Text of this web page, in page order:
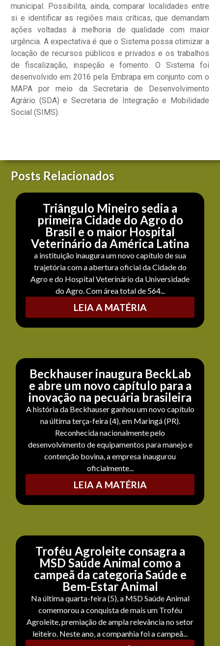
municipal. Possibilita, ainda, comparar localidades entre
si e identificar as regiões mais críticas, que demandam
ações voltadas à melhoria de qualidade com maior
urgência. A expectativa é que o Sistema possa otimizar a
locação de recursos públicos e privados e os trabalhos
de fiscalização, inspeção e fomento. O Sistema foi
desenvolvido em 2016 pela Embrapa em conjunto com o
MAPA por meio da Secretaria de Desenvolvimento
Agrário (SDA) e Secretaria de Integração e Mobilidade
Social (SIMS).
Posts Relacionados
Triângulo Mineiro sedia a
primeira Cidade do Agro do
Brasil e o maior Hospital
Veterinário da América Latina
a instituição inaugura um novo capítulo de sua
trajetória com a abertura oficial da Cidade do
Agro e do Hospital Veterinário da Universidade
do Agro. Com área total de 564...
LEIA A MATÉRIA
Beckhauser inaugura BeckLab
e abre um novo capítulo para a
inovação na pecuária brasileira
A história da Beckhauser ganhou um novo capítulo
na última terça-feira (4), em Maringá (PR).
Reconhecida nacionalmente pelo
desenvolvimento de equipamentos para manejo e
contenção bovina, a empresa inaugurou
oficialmente...
LEIA A MATÉRIA
Troféu Agroleite consagra a
MSD Saúde Animal como a
campeã da categoria Saúde e
Bem-Estar Animal
Na última quarta-feira (5), a MSD Saúde Animal
comemorou a conquista de mais um Troféu
Agroleite, premiação de ampla relevância no setor
leiteiro. Neste ano, a companhia foi a campeã...